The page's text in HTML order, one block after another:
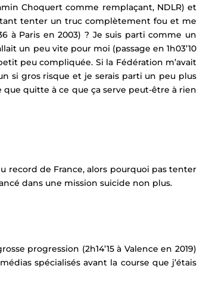
Choquert comme remplaçant, NDLR) et
tenter un truc complètement fou et me
à Paris en 2003) ? Je suis parti comme un
un peu vite pour moi (passage en 1h03’10
peu compliquée. Si la Fédération m’avait
si gros risque et je serais parti un peu plus
que quitte à ce que ça serve peut-être à rien
record de France, alors pourquoi pas tenter
dans une mission suicide non plus.
progression (2h14’15 à Valence en 2019)
spécialisés avant la course que j’étais